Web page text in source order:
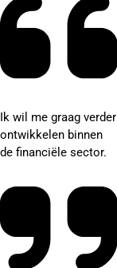
Ik wil me graag verder
ontwikkelen binnen
de financiële sector.